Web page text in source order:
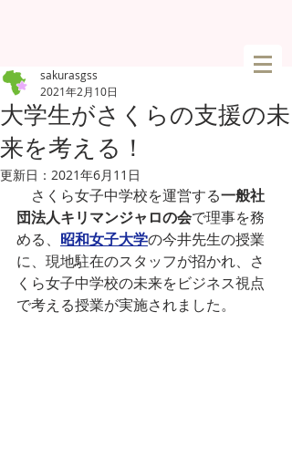
大学生がさくらの支援の未
来を考える！
sakurasgss
2021年2月10日
更新日： 2021年6月11日
さくら女子中学校を運営する一般社
団法人キリマンジャロの会で理事を務
める、 昭和女子大学の今井先生の授業
に、現地駐在のスタッフが招かれ、さ
くら女子中学校の未来をビジネス視点
で考える授業が実施されました。